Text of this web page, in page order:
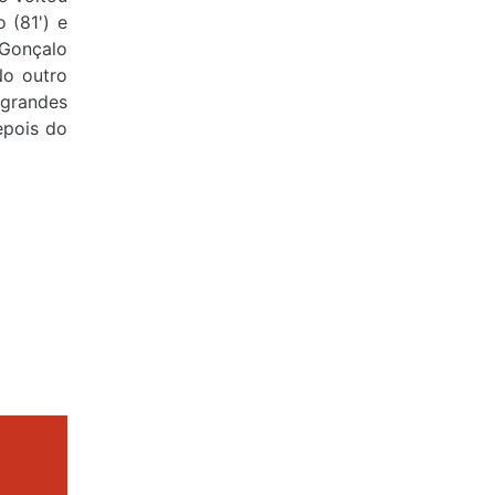
(81') e
outro
do